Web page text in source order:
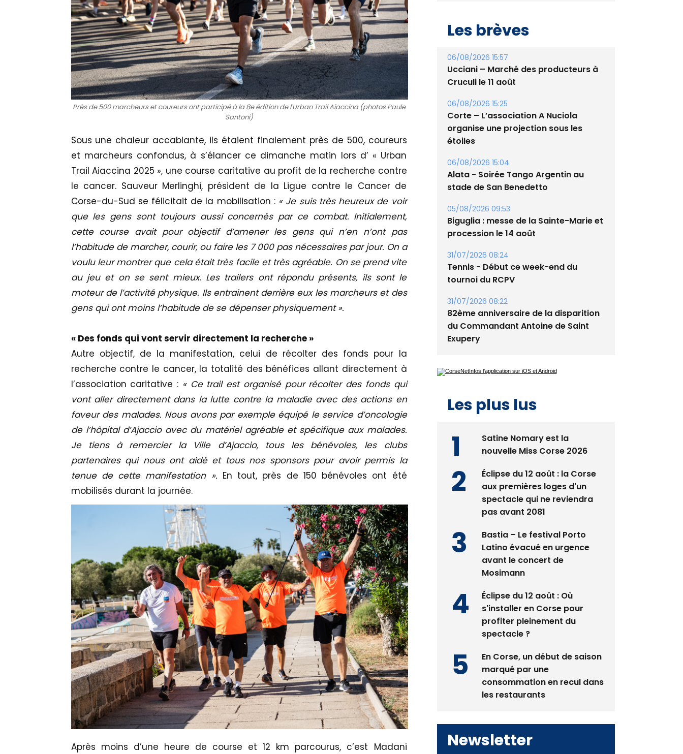
Près de 500 marcheurs et coureurs ont participé à la 8e édition de l'Urban Trail Aiaccina (photos Paule
Santoni)
Sous une chaleur accablante, ils étaient finalement près de 500, coureurs
et marcheurs confondus, à s’élancer ce dimanche matin lors d’ « Urban
Trail Aiaccina 2025 », une course caritative au profit de la recherche contre
le cancer. Sauveur Merlinghi, président de la Ligue contre le Cancer de
Corse-du-Sud se félicitait de la mobilisation : « Je suis très heureux de voir
que les gens sont toujours aussi concernés par ce combat. Initialement,
cette course avait pour objectif d’amener les gens qui n’en n’ont pas
l’habitude de marcher, courir, ou faire les 7 000 pas nécessaires par jour. On a
voulu leur montrer que cela était très facile et très agréable. On se prend vite
au jeu et on se sent mieux. Les trailers ont répondu présents, ils sont le
moteur de l’activité physique. Ils entrainent derrière eux les marcheurs et des
gens qui ont moins l’habitude de se dépenser physiquement ».
« Des fonds qui vont servir directement la recherche »
Autre objectif, de la manifestation, celui de récolter des fonds pour la
recherche contre le cancer, la totalité des bénéfices allant directement à
l’association caritative : « Ce trail est organisé pour récolter des fonds qui
vont aller directement dans la lutte contre la maladie avec des actions en
faveur des malades. Nous avons par exemple équipé le service d’oncologie
de l’hôpital d’Ajaccio avec du matériel agréable et spécifique aux malades.
Je tiens à remercier la Ville d’Ajaccio, tous les bénévoles, les clubs
partenaires qui nous ont aidé et tous nos sponsors pour avoir permis la
tenue de cette manifestation ». En tout, près de 150 bénévoles ont été
mobilisés durant la journée.
Après moins d’une heure de course et 12 km parcourus, c’est Madani
Les brèves
06/08/2026 15:57
Cruculi le 11 août
06/08/2026 15:25
Corte – L’association A Nuciola
étoiles
06/08/2026 15:04
stade de San Benedetto
05/08/2026 09:53
procession le 14 août
31/07/2026 08:24
tournoi du RCPV
31/07/2026 08:22
82ème anniversaire de la disparition
Les plus lus
nouvelle Miss Corse 2026
Éclipse du 12 août : la Corse
aux premières loges d'un
pas avant 2081
Bastia – Le festival Porto
Latino évacué en urgence
Mosimann
Éclipse du 12 août : Où
s'installer en Corse pour
spectacle ?
En Corse, un début de saison
marqué par une